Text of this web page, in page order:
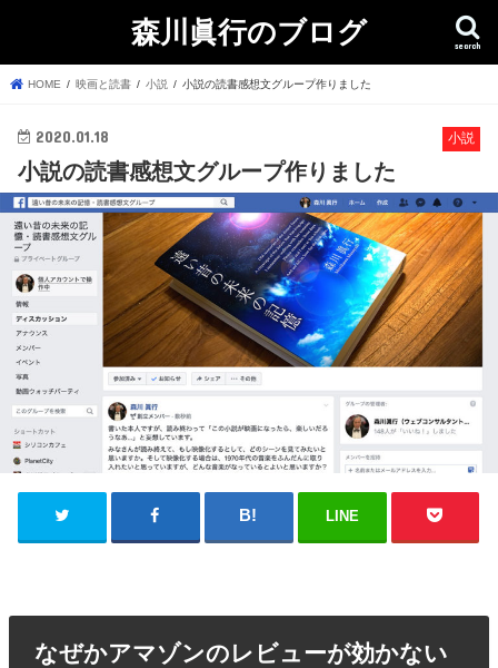
森川眞行のブログ search
HOME 映画と読書 小説 小説の読書感想文グループ作りました
小説
2020.01.18
小説の読書感想文グループ作りました
LINE
なぜかアマゾンのレビューが効かない